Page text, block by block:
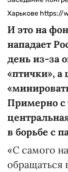
Харькове https://
И это на
нападает
день из-за
«птички»,
Примерно
в борьбе с
«С самого